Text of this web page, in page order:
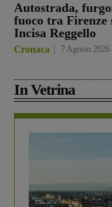
Autostrada,
fuoco tra Firenze
Incisa Reggello
Cronaca 7 Agosto 2026
In Vetrina